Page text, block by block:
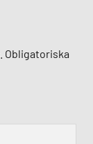
Obligatoriska